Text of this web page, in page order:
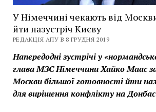
У Німеччині чекають від
йти назустріч Києву
РЕДАКЦІЯ АПУ В 8 ГРУДНЯ 2019
Напередодні зустрічі у
глава МЗС Німеччини Хайко Маас
Москви більшої готовності йти
для вирішення конфлікту на